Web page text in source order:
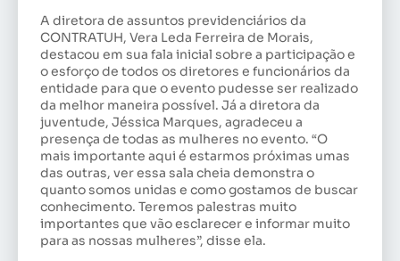
A diretora de assuntos previdenciários da
CONTRATUH, Vera Leda Ferreira de Morais,
destacou em sua fala inicial sobre a participação e
o esforço de todos os diretores e funcionários da
entidade para que o evento pudesse ser realizado
da melhor maneira possível. Já a diretora da
juventude, Jéssica Marques, agradeceu a
presença de todas as mulheres no evento. “O
mais importante aqui é estarmos próximas umas
das outras, ver essa sala cheia demonstra o
quanto somos unidas e como gostamos de buscar
conhecimento. Teremos palestras muito
importantes que vão esclarecer e informar muito
para as nossas mulheres”, disse ela.